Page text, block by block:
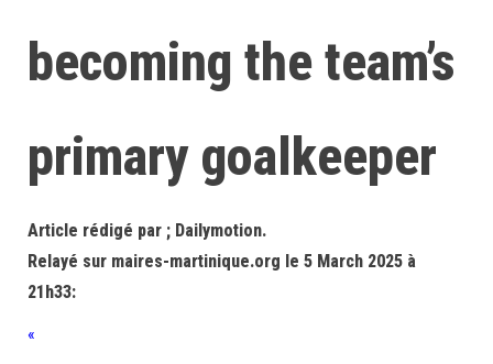
becoming the team’s
primary goalkeeper
Article rédigé par ; Dailymotion.
Relayé sur maires-martinique.org le 5 March 2025 à
21h33:
«